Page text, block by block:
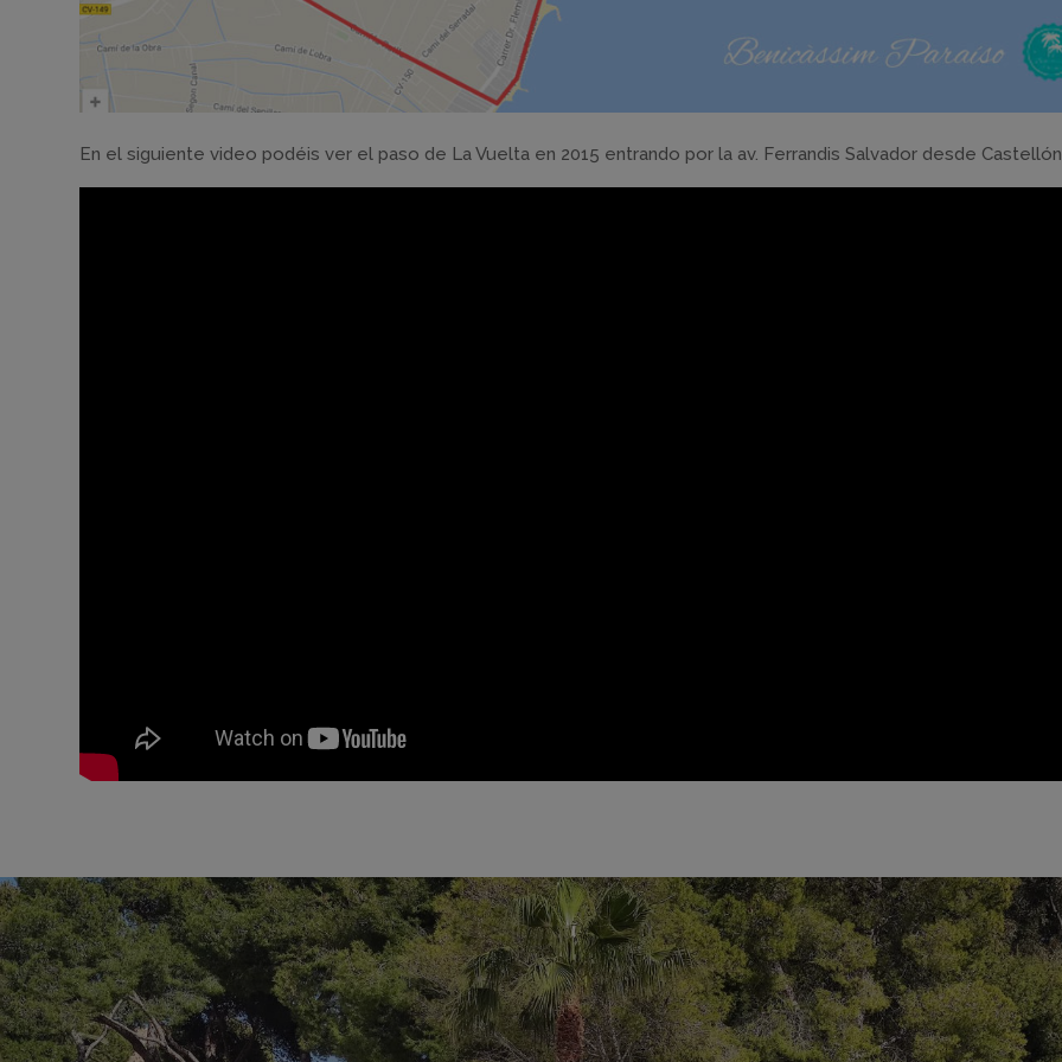
En el siguiente video podéis ver el paso de La Vuelta en 2015 entrando por la av. Ferrandis Salvador desde